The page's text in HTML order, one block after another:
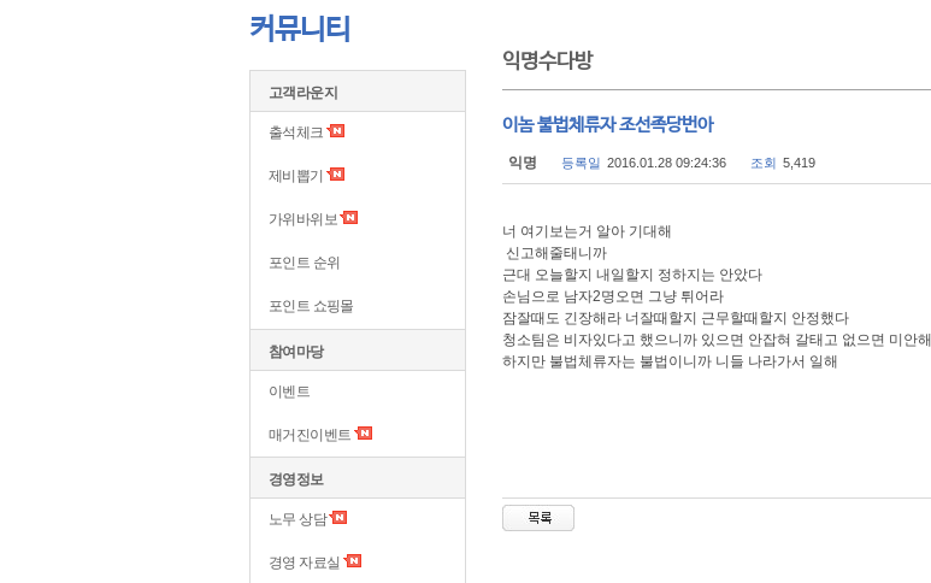
커뮤니티
고객라운지
출석체크
제비뽑기
가위바위보
포인트 순위
포인트 쇼핑몰
참여마당
이벤트
매거진이벤트
경영정보
노무 상담
경영 자료실
익명수다방
이놈 불법체류자 조선족당번아
익명 등록일 2016.01.28 09:24:36 조회 5,419
너 여기보는거 알아 기대해
신고해줄태니까
근대 오늘할지 내일할지 정하지는 안았다
손님으로 남자2명오면 그냥 튀어라
잠잘때도 긴장해라 너잘때할지 근무할때할지 안정했다
청소팀은 비자있다고 했으니까 있으면 안잡혀 갈태고 없으면 미안해
하지만 불법체류자는 불법이니까 니들 나라가서 일해